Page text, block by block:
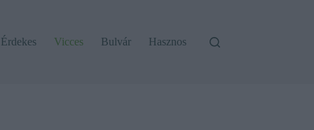
Érdekes Vicces Bulvár Hasznos